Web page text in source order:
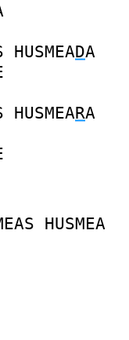
HUSMEADA
HUSMEARA
HUSMEA